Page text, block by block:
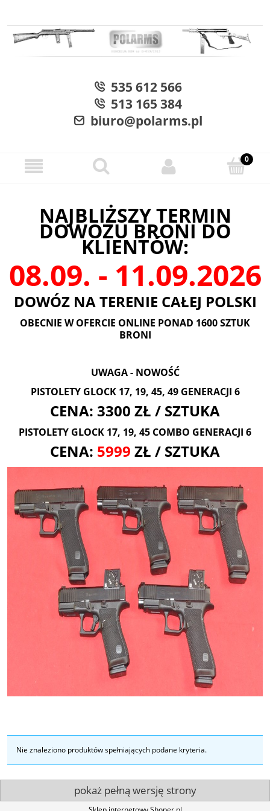
535 612 566
513 165 384
biuro@polarms.pl
NAJBLIŻSZY TERMIN
DOWOZU BRONI DO
KLIENTÓW:
08.09. - 11.09.2026
DOWÓZ NA TERENIE CAŁEJ POLSKI
OBECNIE W OFERCIE ONLINE PONAD 1600 SZTUK
BRONI
UWAGA - NOWOŚĆ
PISTOLETY GLOCK 17, 19, 45, 49 GENERACJI 6
CENA: 3300 ZŁ / SZTUKA
PISTOLETY GLOCK 17, 19, 45 COMBO GENERACJI 6
CENA: 5999 ZŁ / SZTUKA
Nie znaleziono produktów spełniających podane kryteria.
pokaż pełną wersję strony